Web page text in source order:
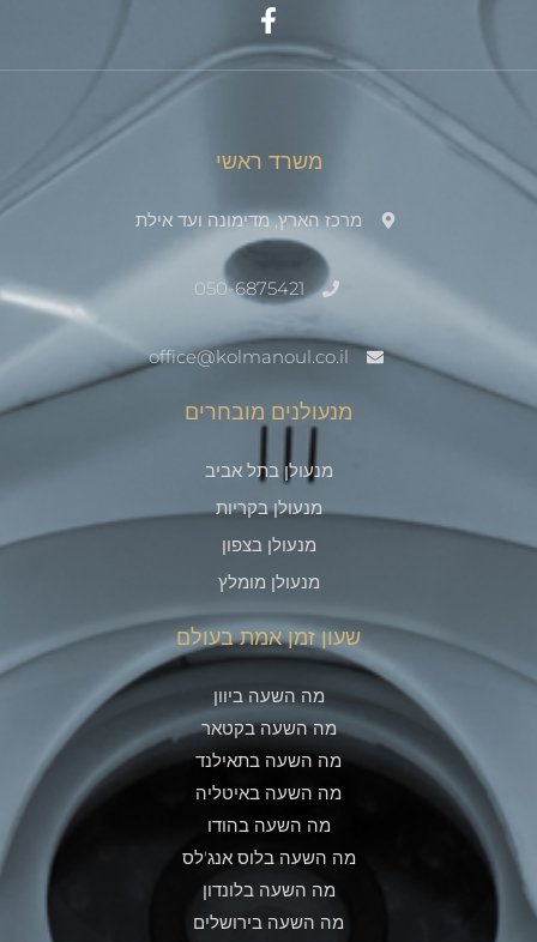
משרד ראשי
מרכז הארץ, מדימונה ועד אילת
050-6875421
office@kolmanoul.co.il
מנעולנים מובחרים
מנעולן בתל אביב
מנעולן בקריות
מנעולן בצפון
מנעולן מומלץ
שעון זמן אמת בעולם
מה השעה ביוון
מה השעה בקטאר
מה השעה בתאילנד
מה השעה באיטליה
מה השעה בהודו
מה השעה בלוס אנג'לס
מה השעה בלונדון
מה השעה בירושלים